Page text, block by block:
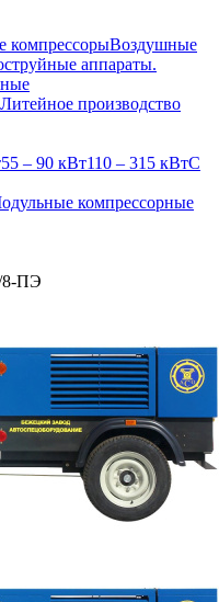
компрессорыВоздушные
аппараты.
Литейное производство
55 – 90 кВт110 – 315 кВтС
компрессорные
8-ПЭ